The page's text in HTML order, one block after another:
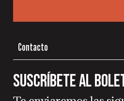
Contacto
Suscríbete al